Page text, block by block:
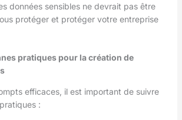
données sensibles ne devrait pas être
protéger et protéger votre entreprise
pratiques pour la création de
efficaces, il est important de suivre
: